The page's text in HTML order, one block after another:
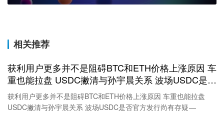
相关推荐
获利用户更多并不是阻碍BTC和ETH价格上涨原因 车
重也能拉盘 USDC撇清与孙宇晨关系 波场USDC是否
官方发行尚有存疑 — 2023.12.1
获利用户更多并不是阻碍BTC和ETH价格上涨原因 车重也能拉盘
USDC撇清与孙宇晨关系 波场USDC是否官方发行尚有存疑 —